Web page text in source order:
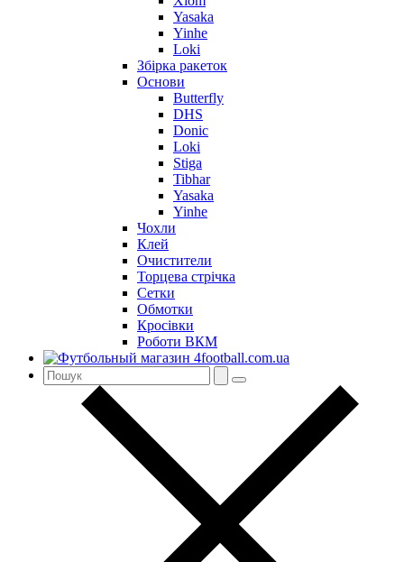
Yasaka
Yinhe
Loki
Збірка ракеток
Основи
Butterfly
DHS
Donic
Loki
Stiga
Tibhar
Yasaka
Yinhe
Чохли
Клей
Очистители
Торцева стрічка
Сетки
Обмотки
Кросівки
Роботи ВКМ